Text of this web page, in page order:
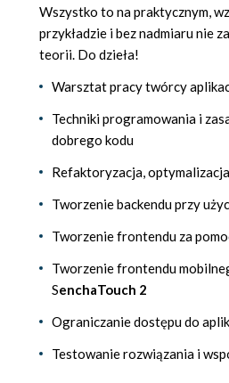
Wszystko to na praktycznym,
przykładzie i bez nadmiaru nie
teorii. Do dzieła!
Warsztat pracy twórcy
Techniki programowania i
dobrego kodu
Refaktoryzacja,
Tworzenie backendu przy
Tworzenie frontendu za
Tworzenie frontendu
SenchaTouch 2
Ograniczanie dostępu do
Testowanie rozwiązania i